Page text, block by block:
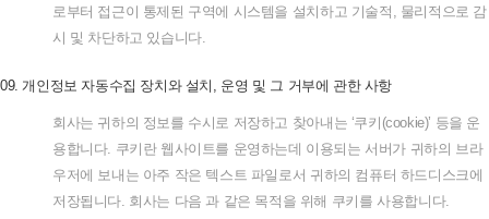
로부터 접근이 통제된 구역에 시스템을 설치하고 기술적 , 물리적으로 감
시 및 차단하고 있습니다.
09.개인정보 자동수집 장치와 설치 , 운영 및 그 거부에 관한 사항
회사는 귀하의 정보를 수시로 저장하고 찾아내는 ‘쿠키 (cookie)’ 등을 운
용합니다. 쿠키란 웹사이트를 운영하는데 이용되는 서버가 귀하의 브라
우저에 보내는 아주 작은 텍스트 파일로서 귀하의 컴퓨터 하드디스크에
저장됩니다. 회사는 다음 과 같은 목적을 위해 쿠키를 사용합니다.